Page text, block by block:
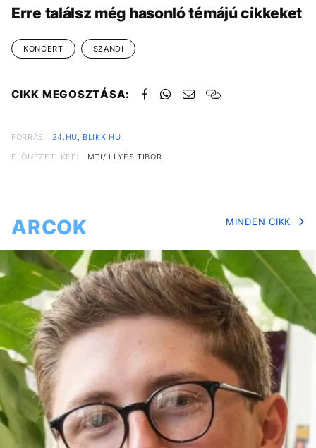
Erre találsz még hasonló témájú cikkeket
KONCERT SZANDI
CIKK MEGOSZTÁSA:
FORRÁS 24.HU, BLIKK.HU
ELŐNÉZETI KÉP:
MTI/ILLYÉS TIBOR
ARCOK MINDEN CIKK